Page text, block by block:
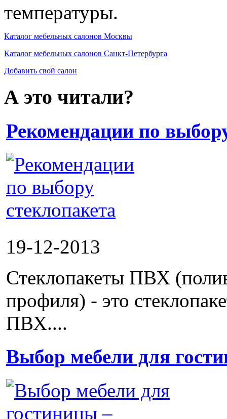
температуры.
Каталог мебельных салонов Москвы
Каталог мебельных салонов Санкт-Петербурга
Добавить свой салон
А это читали?
Рекомендации по
19-12-2013
Стеклопакеты ПВХ
профиля) - это
ПВХ....
Выбор мебели для